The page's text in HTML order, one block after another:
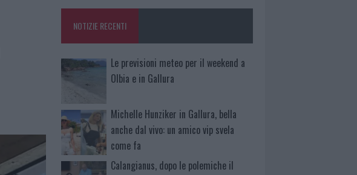
NOTIZIE RECENTI
Le previsioni meteo per il weekend a
Olbia e in Gallura
Michelle Hunziker in Gallura, bella
anche dal vivo: un amico vip svela
come fa
Calangianus, dopo le polemiche il